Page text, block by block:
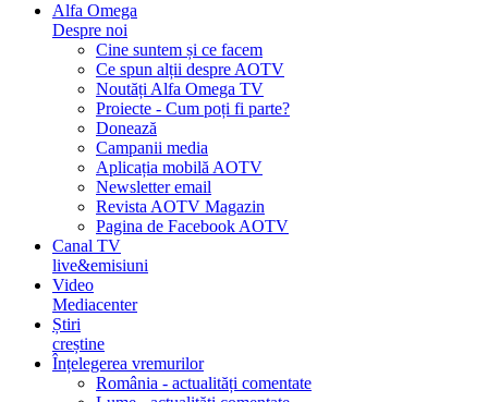
Alfa Omega
Despre noi
Cine suntem și ce facem
Ce spun alții despre AOTV
Noutăți Alfa Omega TV
Proiecte - Cum poți fi parte?
Donează
Campanii media
Aplicația mobilă AOTV
Newsletter email
Revista AOTV Magazin
Pagina de Facebook AOTV
Canal TV
live&emisiuni
Video
Mediacenter
Știri
creștine
Înțelegerea vremurilor
România - actualități comentate